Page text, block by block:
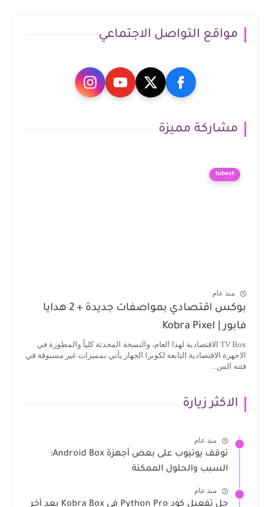
مواقع التواصل الاجتماعي
مشاركة مميزة
tubest
منذ عام
بوكس اقتصادي بمواصفات جديدة + 2 هدايا
فابور | Kobra Pixel
TV Box الاقتصادية لهذا العام، والنسخة المحدثة كلياً والمطورة في
الاجهزة الاقتصادية التابعة لكوبرا الجهاز يأتي بمميزات غير مسبوقة في
فئته الس...
الاكثر زيارة
منذ عام
توقف يوتيوب على بعض أجهزة Android Box:
السبب والحلول الممكنة
منذ عام
حل تفعيل كود Python Pro في Kobra Box بعد آخر